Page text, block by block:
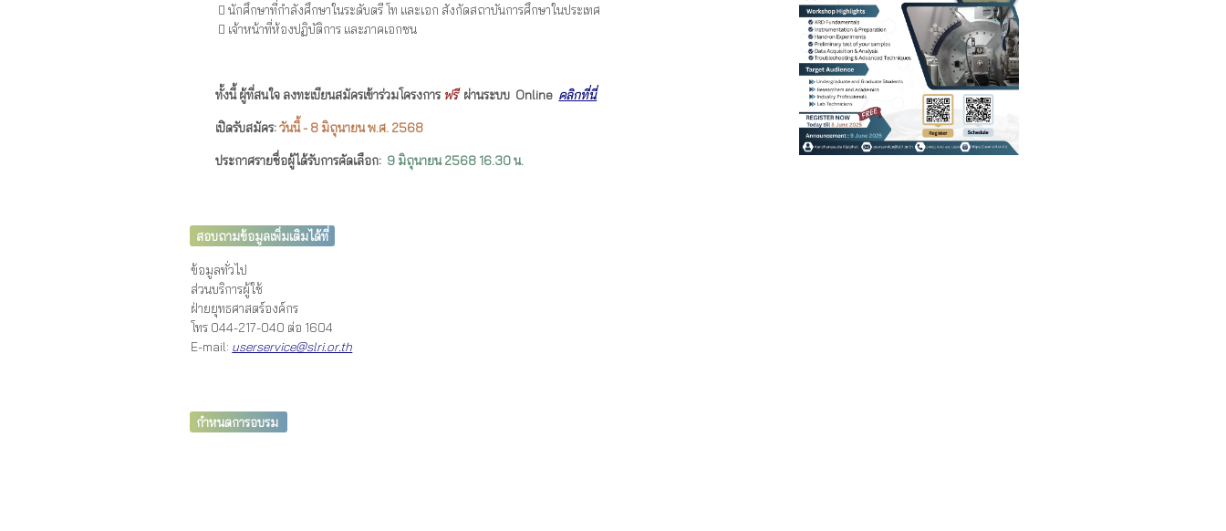
 นักศึกษาที่กำลังศึกษาในระดับตรี โท และเอก สังกัดสถาบันการศึกษาในประเทศ
 เจ้าหน้าที่ห้องปฏิบัติการ และภาคเอกชน
ทั้งนี้ ผู้ที่สนใจ ลงทะเบียนสมัครเข้าร่วมโครงการ ฟรีผ่านระบบ Online คลิกที่นี่
เปิดรับสมัคร:วันนี้ - 8 มิถุนายนพ.ศ. 2568
ประกาศรายชื่อผู้ได้รับการคัดเลือก: 9 มิถุนายน2568 16.30 น.
สอบถามข้อมูลเพิ่มเติมได้ที่
ข้อมูลทั่วไป
ส่วนบริการผู้ใช้
ฝ่ายยุทธศาสตร์องค์กร
โทร 044-217-040 ต่อ 1604
E-mail: userservice@slri.or.th
กำหนดการอบรม